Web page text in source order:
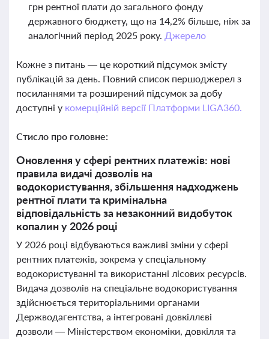
грн рентної плати до загального фонду
державного бюджету, що на 14,2% більше, ніж за
аналогічний період 2025 року. Джерело
Кожне з питань — це короткий підсумок змісту
публікацій за день. Повний список першоджерел з
посиланнями та розширений підсумок за добу
доступні у комерційній версії Платформи LIGA360.
Стисло про головне:
Оновлення у сфері рентних платежів: нові
правила видачі дозволів на
водокористування, збільшення надходжень
рентної плати та кримінальна
відповідальність за незаконний видобуток
копалин у 2026 році
У 2026 році відбуваються важливі зміни у сфері
рентних платежів, зокрема у спеціальному
водокористуванні та використанні лісових ресурсів.
Видача дозволів на спеціальне водокористування
здійснюється територіальними органами
Держводагентства, а інтегровані довкіллєві
дозволи — Міністерством економіки, довкілля та